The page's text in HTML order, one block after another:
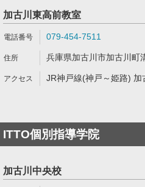
加古川東高前教室
079-454-7511
兵庫県加古川市加古川町
JR神戸線(神戸～姫路)
ITTO個別指導学院
加古川中央校